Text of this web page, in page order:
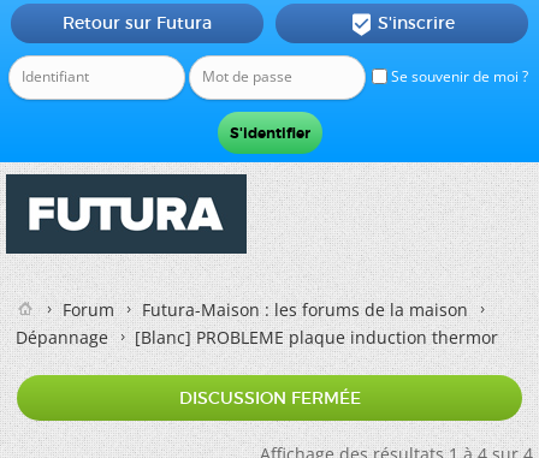
Se souvenir de moi ?
Retour sur Futura  S'inscrire
Forum
Futura-Maison : les forums de la maison
Dépannage
[Blanc]PROBLEME plaque induction thermor
DISCUSSION FERMÉE